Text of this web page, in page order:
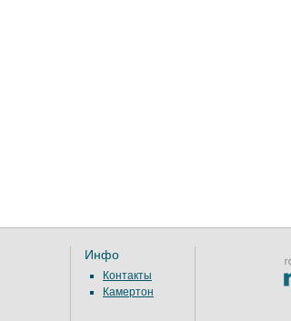
Инфо
Контакты
Камертон